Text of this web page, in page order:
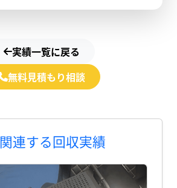
実績一覧に戻る
無料見積もり相談
関連する回収実績